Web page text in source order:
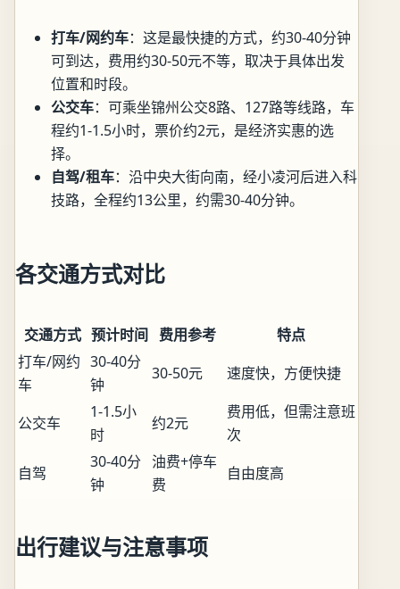
打车/网约车：这是最快捷的方式，约30-40分钟
可到达，费用约30-50元不等，取决于具体出发
位置和时段。
公交车：可乘坐锦州公交8路、127路等线路，车
程约1-1.5小时，票价约2元，是经济实惠的选
择。
自驾/租车：沿中央大街向南，经小凌河后进入科
技路，全程约13公里，约需30-40分钟。
各交通方式对比
交通方式 预计时间 费用参考
特点
打车/网约
车
30-40分
钟
30-50元 速度快，方便快捷
公交车
1-1.5小
时
约2元
费用低，但需注意班
次
自驾
30-40分
钟
油费+停车
费
自由度高
出行建议与注意事项